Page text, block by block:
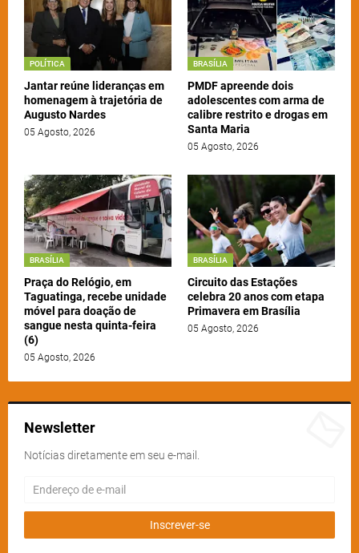
POLÍTICA
Jantar reúne lideranças em
homenagem à trajetória de
Augusto Nardes
05 Agosto, 2026
BRASÍLIA
PMDF apreende dois
adolescentes com arma de
calibre restrito e drogas em
Santa Maria
05 Agosto, 2026
BRASÍLIA
Praça do Relógio, em
Taguatinga, recebe unidade
móvel para doação de
sangue nesta quinta-feira
(6)
05 Agosto, 2026
BRASÍLIA
Circuito das Estações
celebra 20 anos com etapa
Primavera em Brasília
05 Agosto, 2026
Newsletter
Notícias diretamente em seu e-mail.